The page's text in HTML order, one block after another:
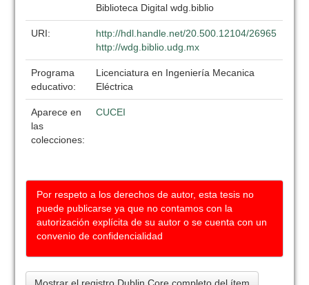
Biblioteca Digital wdg.biblio
URI:
http://hdl.handle.net/20.500.12104/26965
http://wdg.biblio.udg.mx
Programa
educativo:
Licenciatura en Ingeniería Mecanica
Eléctrica
Aparece en
las
colecciones:
CUCEI
Por respeto a los derechos de autor, esta tesis no
puede publicarse ya que no contamos con la
autorización explícita de su autor o se cuenta con un
convenio de confidencialidad